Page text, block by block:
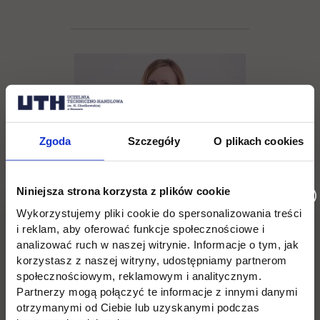
Zgoda Szczegóły O plikach cookies
Niniejsza strona korzysta z plików cookie
Wykorzystujemy pliki cookie do spersonalizowania treści
i reklam, aby oferować funkcje społecznościowe i
analizować ruch w naszej witrynie. Informacje o tym, jak
korzystasz z naszej witryny, udostępniamy partnerom
społecznościowym, reklamowym i analitycznym.
Partnerzy mogą połączyć te informacje z innymi danymi
otrzymanymi od Ciebie lub uzyskanymi podczas
Agnieszka Bliszczak
tel. (22) 262 88 88,
rekrutacja@uth.edu.pl